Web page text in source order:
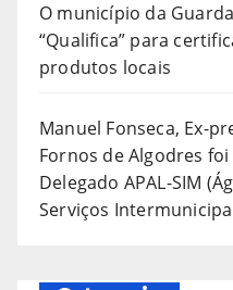
O município da
“Qualifica” para
produtos locais
Manuel Fonseca, Ex-
Fornos de Algodres
Delegado APAL-SIM
Serviços